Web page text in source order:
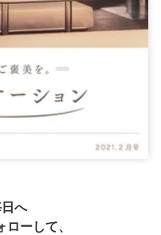
へ
ーして、